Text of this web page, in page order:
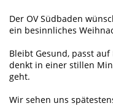
Der OV Südbaden
ein besinnliches
Bleibt Gesund, passt
denkt in einer stillen
geht.
Wir sehen uns